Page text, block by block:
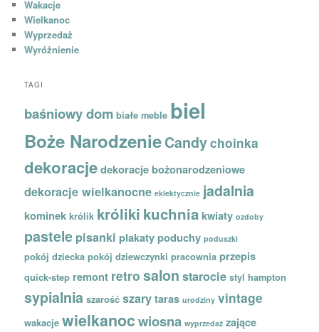
Wakacje
Wielkanoc
Wyprzedaż
Wyróżnienie
TAGI
baśniowy dom białe meble biel
Boże NarodzenieCandychoinka
dekoracjedekoracje bożonarodzeniowe
dekoracje wielkanocne eklektycznie jadalnia
kominek królik króliki kuchnia kwiaty ozdoby
pastele pisanki plakatypoduchy poduszki
pokój dziecka pokój dziewczynki pracownia przepis
quick-step remont retro salon starocie styl hampton
sypialnia szarość szarytaras urodziny vintage
wakacje wielkanocwiosna wyprzedaż zające